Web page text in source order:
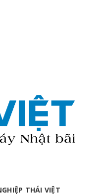
THÁI VIỆT